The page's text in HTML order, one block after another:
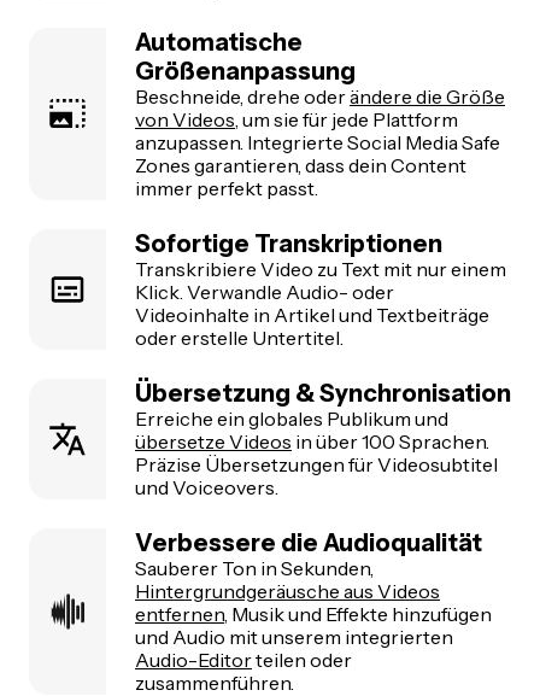
Automatische
Größenanpassung
Beschneide, drehe oderändere die Größe
von Videos , um sie für jede Plattform
anzupassen. Integrierte Social Media Safe
Zones garantieren, dass dein Content
immer perfekt passt.
Sofortige Transkriptionen
Transkribiere Video zu Text mit nur einem
Klick. Verwandle Audio- oder
Videoinhalte in Artikel und Textbeiträge
oder erstelle Untertitel.
Übersetzung & Synchronisation
Erreiche ein globales Publikum und
übersetze Videos in über 100 Sprachen.
Präzise Übersetzungen für Videosubtitel
und Voiceovers.
Verbessere die Audioqualität
Sauberer Ton in Sekunden,
Hintergrundgeräusche aus Videos
entfernen , Musik und Effekte hinzufügen
und Audio mit unserem integrierten
Audio-Editorteilen oder
zusammenführen.